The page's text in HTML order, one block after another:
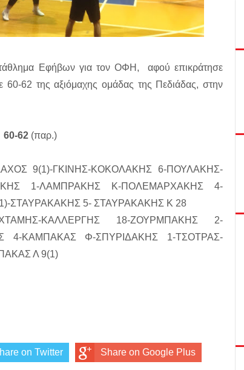
Εφήβων για τον ΟΦΗ, αφού επικράτησε
62 της αξιόμαχης ομάδας της Πεδιάδας, στην
62 (παρ.)
9(1)-ΓΚΙΝΗΣ-ΚΟΚΟΛΑΚΗΣ 6-ΠΟΥΛΑΚΗΣ-
1-ΛΑΜΠΡΑΚΗΣ Κ-ΠΟΛΕΜΑΡΧΑΚΗΣ 4-
ΣΤΑΥΡΑΚΑΚΗΣ 5- ΣΤΑΥΡΑΚΑΚΗΣ Κ 28
ΚΑΛΛΕΡΓΗΣ 18-ΖΟΥΡΜΠΑΚΗΣ 2-
4-ΚΑΜΠΑΚΑΣ Φ-ΣΠΥΡΙΔΑΚΗΣ 1-ΤΣΟΤΡΑΣ-
Λ 9(1)
on Twitter Share on Google Plus